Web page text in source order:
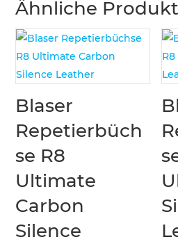
Ähnliche
Blaser
Repetierbüch
se R8
Ultimate
Carbon
Silence